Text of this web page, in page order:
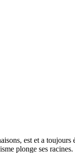
est et a
plonge ses